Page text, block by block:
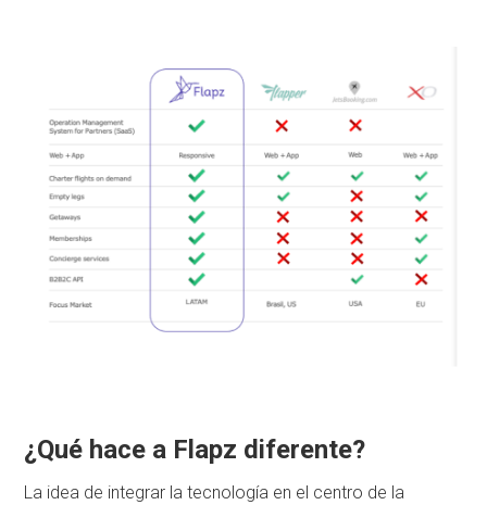
¿Qué hace a Flapz diferente?
La idea de integrar la tecnología en el centro de la